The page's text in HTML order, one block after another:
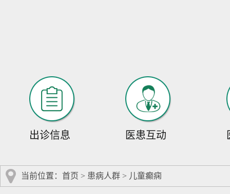
出诊信息 医患互动
当前位置： 首页 > 患病人群 > 儿童癫痫